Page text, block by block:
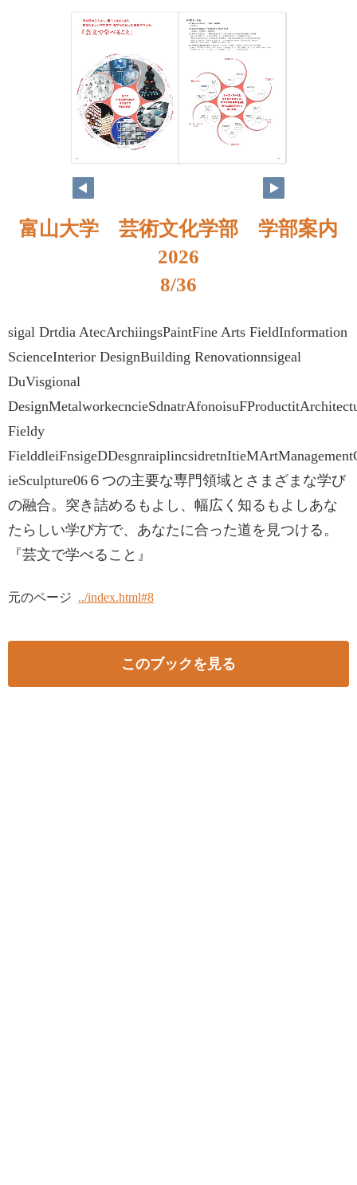
富山大学 芸術文化学部 学部案内
2026
8/36
sigal Drtdia AtecArchiingsPaintFine Arts FieldInformation
ScienceInterior DesignBuilding Renovationnsigeal
DuVisgional
Fieldy
ieSculpture06６つの主要な専門領域とさまざまな学び
の融合。突き詰めるもよし、幅広く知るもよしあな
たらしい学び方で、あなたに合った道を見つける。
『芸文で学べること』
元のページ ../index.html#8
このブックを見る